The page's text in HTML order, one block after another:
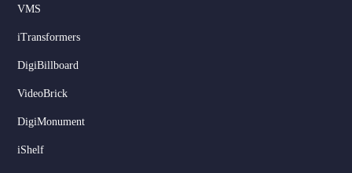
VMS
iTransformers
DigiBillboard
VideoBrick
DigiMonument
iShelf
Hindi
Serbian